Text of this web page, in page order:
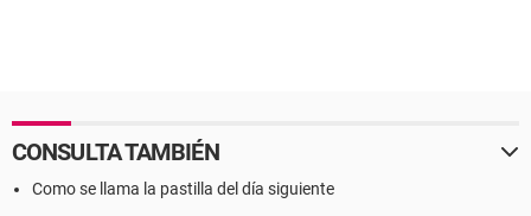
CONSULTA TAMBIÉN
Como se llama la pastilla del día siguiente